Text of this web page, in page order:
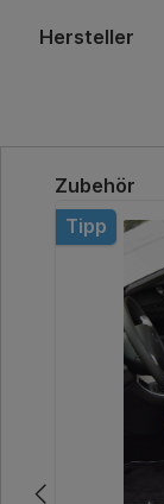
Hersteller
Zubehör
Tipp